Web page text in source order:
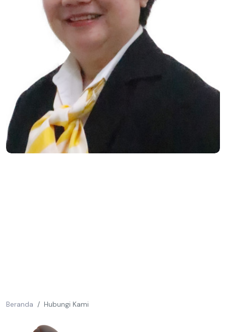
Beranda Hubungi Kami